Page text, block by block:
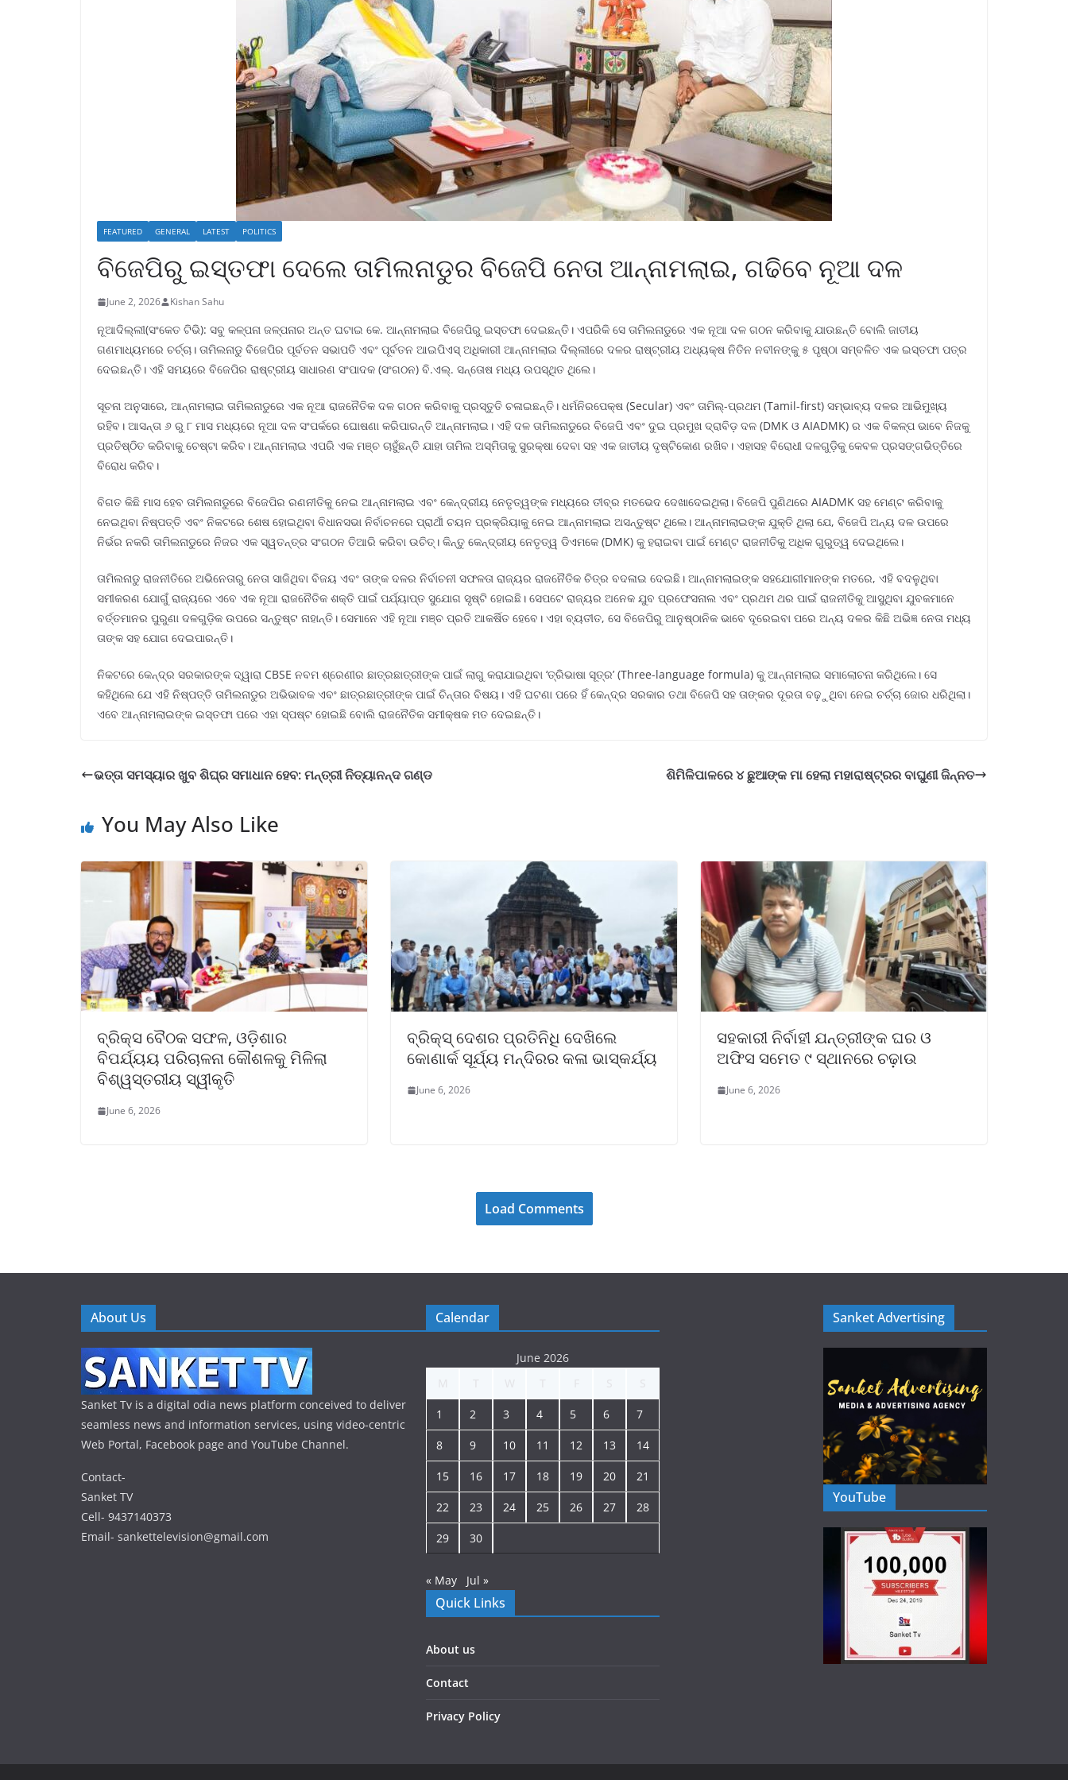
FEATURED GENERAL LATEST POLITICS
ବିଜେପିରୁ ଇସ୍ତଫା ଦେଲେ ତାମିଲନାଡୁର ବିଜେପି ନେତା ଆନ୍ନାମଲାଇ, ଗଢିବେ ନୂଆ ଦଳ
June 2, 2026 Kishan Sahu
ନୂଆଦିଲ୍ଲୀ(ସଂକେତ ଟିଭି): ସବୁ କଳ୍ପନା ଜଳ୍ପନାର ଅନ୍ତ ଘଟାଇ କେ. ଆନ୍ନାମଲାଇ ବିଜେପିରୁ ଇସ୍ତଫା ଦେଇଛନ୍ତି। ଏପରିକି ସେ ତାମିଲନାଡୁରେ ଏକ ନୂଆ ଦଳ ଗଠନ କରିବାକୁ ଯାଉଛନ୍ତି ବୋଲି ଜାତୀୟ
ଗଣମାଧ୍ୟମରେ ଚର୍ଚ୍ଚା। ତାମିଲନାଡୁ ବିଜେପିର ପୂର୍ବତନ ସଭାପତି ଏବଂ ପୂର୍ବତନ ଆଇପିଏସ୍ ଅଧିକାରୀ ଆନ୍ନାମଲାଇ ଦିଲ୍ଲୀରେ ଦଳର ରାଷ୍ଟ୍ରୀୟ ଅଧ୍ୟକ୍ଷ ନିତିନ ନବୀନଙ୍କୁ ୫ ପୃଷ୍ଠା ସମ୍ବଳିତ ଏକ ଇସ୍ତଫା ପତ୍ର
ଦେଇଛନ୍ତି। ଏହି ସମୟରେ ବିଜେପିର ରାଷ୍ଟ୍ରୀୟ ସାଧାରଣ ସଂପାଦକ (ସଂଗଠନ) ବି.ଏଲ୍. ସନ୍ତୋଷ ମଧ୍ୟ ଉପସ୍ଥିତ ଥିଲେ।
ସୂଚନା ଅନୁସାରେ, ଆନ୍ନାମଲାଇ ତାମିଲନାଡୁରେ ଏକ ନୂଆ ରାଜନୈତିକ ଦଳ ଗଠନ କରିବାକୁ ପ୍ରସ୍ତୁତି ଚଳାଇଛନ୍ତି। ଧର୍ମନିରପେକ୍ଷ (Secular) ଏବଂ ତାମିଲ୍-ପ୍ରଥମ (Tamil-first) ସମ୍ଭାବ୍ୟ ଦଳର ଆଭିମୁଖ୍ୟ
ରହିବ। ଆସନ୍ତା ୬ ରୁ ୮ ମାସ ମଧ୍ୟରେ ନୂଆ ଦଳ ସଂପର୍କରେ ଘୋଷଣା କରିପାରନ୍ତି ଆନ୍ନାମଲାଇ। ଏହି ଦଳ ତାମିଲନାଡୁରେ ବିଜେପି ଏବଂ ଦୁଇ ପ୍ରମୁଖ ଦ୍ରାବିଡ଼ ଦଳ (DMK ଓ AIADMK) ର ଏକ ବିକଳ୍ପ ଭାବେ ନିଜକୁ
ପ୍ରତିଷ୍ଠିତ କରିବାକୁ ଚେଷ୍ଟା କରିବ। ଆନ୍ନାମଲାଇ ଏପରି ଏକ ମଞ୍ଚ ଚାହୁଁଛନ୍ତି ଯାହା ତାମିଲ ଅସ୍ମିତାକୁ ସୁରକ୍ଷା ଦେବା ସହ ଏକ ଜାତୀୟ ଦୃଷ୍ଟିକୋଣ ରଖିବ। ଏହାସହ ବିରୋଧୀ ଦଳଗୁଡ଼ିକୁ କେବଳ ପ୍ରସଙ୍ଗଭିତ୍ତିରେ
ବିରୋଧ କରିବ।
ବିଗତ କିଛି ମାସ ହେବ ତାମିଲନାଡୁରେ ବିଜେପିର ରଣନୀତିକୁ ନେଇ ଆନ୍ନାମଲାଇ ଏବଂ କେନ୍ଦ୍ରୀୟ ନେତୃତ୍ୱଙ୍କ ମଧ୍ୟରେ ତୀବ୍ର ମତଭେଦ ଦେଖାଦେଇଥିଲା। ବିଜେପି ପୁଣିଥରେ AIADMK ସହ ମେଣ୍ଟ କରିବାକୁ
ନେଇଥିବା ନିଷ୍ପତ୍ତି ଏବଂ ନିକଟରେ ଶେଷ ହୋଇଥିବା ବିଧାନସଭା ନିର୍ବାଚନରେ ପ୍ରାର୍ଥୀ ଚୟନ ପ୍ରକ୍ରିୟାକୁ ନେଇ ଆନ୍ନାମଲାଇ ଅସନ୍ତୁଷ୍ଟ ଥିଲେ। ଆନ୍ନାମଲାଇଙ୍କ ଯୁକ୍ତି ଥିଲା ଯେ, ବିଜେପି ଅନ୍ୟ ଦଳ ଉପରେ
ନିର୍ଭର ନକରି ତାମିଲନାଡୁରେ ନିଜର ଏକ ସ୍ୱତନ୍ତ୍ର ସଂଗଠନ ତିଆରି କରିବା ଉଚିତ୍। କିନ୍ତୁ କେନ୍ଦ୍ରୀୟ ନେତୃତ୍ୱ ଡିଏମକେ (DMK) କୁ ହରାଇବା ପାଇଁ ମେଣ୍ଟ ରାଜନୀତିକୁ ଅଧିକ ଗୁରୁତ୍ୱ ଦେଇଥିଲେ।
ତାମିଲନାଡୁ ରାଜନୀତିରେ ଅଭିନେତାରୁ ନେତା ସାଜିଥିବା ବିଜୟ ଏବଂ ତାଙ୍କ ଦଳର ନିର୍ବାଚନୀ ସଫଳତା ରାଜ୍ୟର ରାଜନୈତିକ ଚିତ୍ର ବଦଳାଇ ଦେଇଛି। ଆନ୍ନାମଲାଇଙ୍କ ସହଯୋଗୀମାନଙ୍କ ମତରେ, ଏହି ବଦଳୁଥିବା
ସମୀକରଣ ଯୋଗୁଁ ରାଜ୍ୟରେ ଏବେ ଏକ ନୂଆ ରାଜନୈତିକ ଶକ୍ତି ପାଇଁ ପର୍ଯ୍ୟାପ୍ତ ସୁଯୋଗ ସୃଷ୍ଟି ହୋଇଛି। ସେପଟେ ରାଜ୍ୟର ଅନେକ ଯୁବ ପ୍ରଫେସନାଲ ଏବଂ ପ୍ରଥମ ଥର ପାଇଁ ରାଜନୀତିକୁ ଆସୁଥିବା ଯୁବକମାନେ
ବର୍ତ୍ତମାନର ପୁରୁଣା ଦଳଗୁଡ଼ିକ ଉପରେ ସନ୍ତୁଷ୍ଟ ନାହାନ୍ତି। ସେମାନେ ଏହି ନୂଆ ମଞ୍ଚ ପ୍ରତି ଆକର୍ଷିତ ହେବେ। ଏହା ବ୍ୟତୀତ, ସେ ବିଜେପିରୁ ଆନୁଷ୍ଠାନିକ ଭାବେ ଦୂରେଇବା ପରେ ଅନ୍ୟ ଦଳର କିଛି ଅଭିଜ୍ଞ ନେତା ମଧ୍ୟ
ତାଙ୍କ ସହ ଯୋଗ ଦେଇପାରନ୍ତି।
ନିକଟରେ କେନ୍ଦ୍ର ସରକାରଙ୍କ ଦ୍ୱାରା CBSE ନବମ ଶ୍ରେଣୀର ଛାତ୍ରଛାତ୍ରୀଙ୍କ ପାଇଁ ଲାଗୁ କରାଯାଇଥିବା ‘ତ୍ରିଭାଷା ସୂତ୍ର’ (Three-language formula) କୁ ଆନ୍ନାମଲାଇ ସମାଲୋଚନା କରିଥିଲେ। ସେ
କହିଥିଲେ ଯେ ଏହି ନିଷ୍ପତ୍ତି ତାମିଲନାଡୁର ଅଭିଭାବକ ଏବଂ ଛାତ୍ରଛାତ୍ରୀଙ୍କ ପାଇଁ ଚିନ୍ତାର ବିଷୟ। ଏହି ଘଟଣା ପରେ ହିଁ କେନ୍ଦ୍ର ସରକାର ତଥା ବିଜେପି ସହ ତାଙ୍କର ଦୂରତା ବଢ଼ୁଥିବା ନେଇ ଚର୍ଚ୍ଚା ଜୋର ଧରିଥିଲା।
ଏବେ ଆନ୍ନାମଲାଇଙ୍କ ଇସ୍ତଫା ପରେ ଏହା ସ୍ପଷ୍ଟ ହୋଇଛି ବୋଲି ରାଜନୈତିକ ସମୀକ୍ଷକ ମତ ଦେଇଛନ୍ତି।
ଭତ୍ତା ସମସ୍ୟାର ଖୁବ ଶିଘ୍ର ସମାଧାନ ହେବ: ମନ୍ତ୍ରୀ ନିତ୍ୟାନନ୍ଦ ଗଣ୍ଡ ଶିମିଳିପାଳରେ ୪ ଛୁଆଙ୍କ ମା ହେଲା ମହାରାଷ୍ଟ୍ରର ବାଘୁଣୀ ଜିନ୍ନତ
You May Also Like
ବ୍ରିକ୍ସ ବୈଠକ ସଫଳ, ଓଡ଼ିଶାର
ବିପର୍ଯ୍ୟୟ ପରିଚାଳନା କୌଶଳକୁ ମିଳିଲା
ବିଶ୍ୱସ୍ତରୀୟ ସ୍ୱୀକୃତି
June 6, 2026
ବ୍ରିକ୍ସ୍ ଦେଶର ପ୍ରତିନିଧି ଦେଖିଲେ
କୋଣାର୍କ ସୂର୍ଯ୍ୟ ମନ୍ଦିରର କଳା ଭାସ୍କର୍ଯ୍ୟ
June 6, 2026
ସହକାରୀ ନିର୍ବାହୀ ଯନ୍ତ୍ରୀଙ୍କ ଘର ଓ
ଅଫିସ ସମେତ ୯ ସ୍ଥାନରେ ଚଢ଼ାଉ
June 6, 2026
Load Comments
About Us
Sanket Tv is a digital odia news platform conceived to deliver
seamless news and information services, using video-centric
Web Portal, Facebook page and YouTube Channel.
Contact-
Sanket TV
Cell- 9437140373
Email- sankettelevision@gmail.com
Calendar
June 2026
1 2 3 4 5 6 7
8 9 10 11 12 13 14
15 16 17 18 19 20 21
22 23 24 25 26 27 28
29 30
« May Jul »
Quick Links
About us
Contact
Privacy Policy
Sanket Advertising
YouTube